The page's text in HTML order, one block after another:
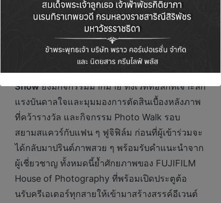
งานแบบใกล้ชิด ซึ่งในปีนี้ มีผลงานของคนไทย
อย่าง คุณนิว Kantaya ที่คว้าอันดับ 2 และ 5 มา
ครอง นอกจากนิทรรศการภาพถ่าย FujiFanBoys
Best of Show ของผู้ชนะที่มาจัดให้คนไทยได้ชม
แล้ว ปีนี้งาน7th Annual FujiFanBoys Best of
Showยังมีกิจกรรมมากมาย ทั้งเวทีทอล์กที่เจาะลึก
แรงบันดาลใจและมุมมองการตัดสินเบื้องหลังภาพ
ที่คว้ารางวัล และกิจกรรม Photo Walk รอบ
สยามสแควร์กับแฟน ๆ ฟูจิฟิล์ม ก่อนที่ผู้เข้าร่วมจะ
ได้กลับมาปรินต์ภาพสวย ๆ พร้อมรับคำแนะนำจาก
ผู้เชี่ยวชาญ ทั้งหมดนี้ย้ำศักยภาพของ FUJIFILM
House of Photography ที่พร้อมเปิดประตูต้อ
นรับครีเอเตอร์ทุกสายให้เข้ามาสร้างสรรค์อีเวนต์